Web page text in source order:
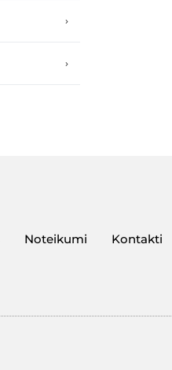
›
›
Noteikumi Kontakti